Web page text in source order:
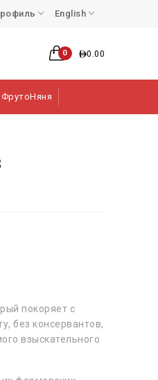
English
0 0.00
ФрутоНяня
покоряет с
без консервантов,
взыскательного